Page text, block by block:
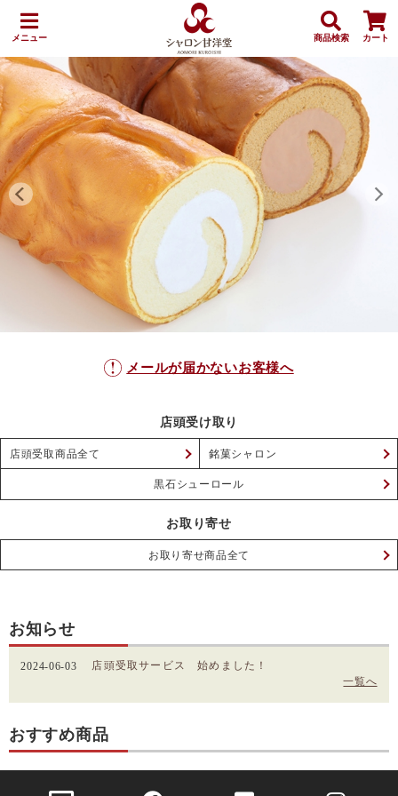
メニュー 商品検索 カート
メールが届かないお客様へ
店頭受け取り
店頭受取商品全て 銘菓シャロン
黒石シューロール
お取り寄せ
お取り寄せ商品全て
お知らせ
2024-06-03
店頭受取サービス 始めました！
一覧へ
おすすめ商品